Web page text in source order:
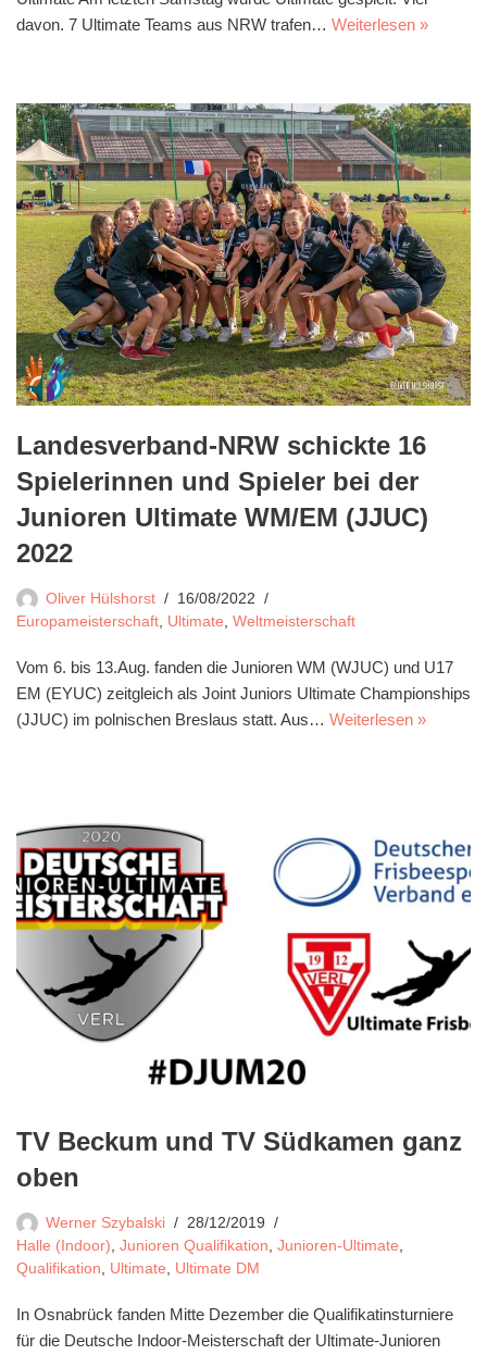
davon. 7 Ultimate Teams aus NRW trafen… Weiterlesen »
Landesverband-NRW schickte 16
Spielerinnen und Spieler bei der
Junioren Ultimate WM/EM (JJUC)
2022
Oliver Hülshorst
16/08/2022
Europameisterschaft, Ultimate, Weltmeisterschaft
Vom 6. bis 13.Aug. fanden die Junioren WM (WJUC) und U17
EM (EYUC) zeitgleich als Joint Juniors Ultimate Championships
(JJUC) im polnischen Breslaus statt. Aus… Weiterlesen »
TV Beckum und TV Südkamen ganz
oben
Werner Szybalski
28/12/2019
Halle (Indoor) Junioren Qualifikation Junioren-Ultimate
Qualifikation
Ultimate Ultimate DM
In Osnabrück fanden Mitte Dezember die Qualifikatinsturniere
für die Deutsche Indoor-Meisterschaft der Ultimate-Junioren